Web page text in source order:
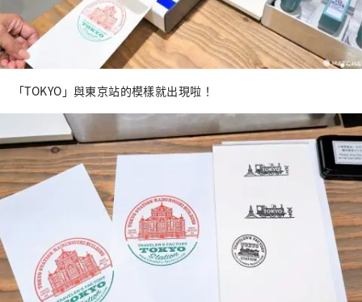
「TOKYO」與東京站的模樣就出現啦！